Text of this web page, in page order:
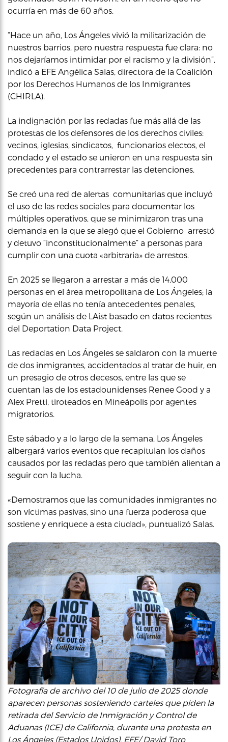
ocurría en más de 60 años.
“Hace un año, Los Ángeles vivió la militarización de
nuestros barrios, pero nuestra respuesta fue clara: no
nos dejaríamos intimidar por el racismo y la división”,
indicó a EFE Angélica Salas, directora de la Coalición
por los Derechos Humanos de los Inmigrantes
(CHIRLA).
La indignación por las redadas fue más allá de las
protestas de los defensores de los derechos civiles:
vecinos, iglesias, sindicatos, funcionarios electos, el
condado y el estado se unieron en una respuesta sin
precedentes para contrarrestar las detenciones.
Se creó una red de alertas comunitarias que incluyó
el uso de las redes sociales para documentar los
múltiples operativos, que se minimizaron tras una
demanda en la que se alegó que el Gobierno arrestó
y detuvo “inconstitucionalmente” a personas para
cumplir con una cuota «arbitraria» de arrestos.
En 2025 se llegaron a arrestar a más de 14,000
personas en el área metropolitana de Los Ángeles; la
mayoría de ellas no tenía antecedentes penales,
según un análisis de LAist basado en datos recientes
del Deportation Data Project.
Las redadas en Los Ángeles se saldaron con la muerte
de dos inmigrantes, accidentados al tratar de huir, en
un presagio de otros decesos, entre las que se
cuentan las de los estadounidenses Renee Good y a
Alex Pretti, tiroteados en Mineápolis por agentes
migratorios.
Este sábado y a lo largo de la semana, Los Ángeles
albergará varios eventos que recapitulan los daños
causados por las redadas pero que también alientan a
seguir con la lucha.
«Demostramos que las comunidades inmigrantes no
son víctimas pasivas, sino una fuerza poderosa que
sostiene y enriquece a esta ciudad», puntualizó Salas.
Fotografía de archivo del 10 de julio de 2025 donde
aparecen personas sosteniendo carteles que piden la
retirada del Servicio de Inmigración y Control de
Aduanas (ICE) de California, durante una protesta en
Los Ángeles (Estados Unidos). EFE/ David Toro